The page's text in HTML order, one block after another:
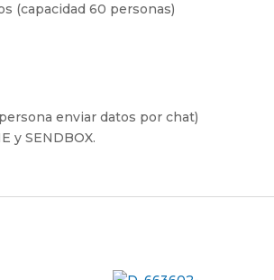
(capacidad 60 personas)
enviar datos por chat)
y SENDBOX.